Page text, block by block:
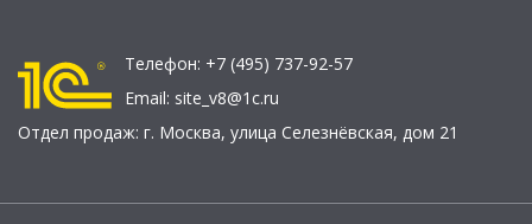
Телефон: +7 (495) 737-92-57
Email: site_v8@1c.ru
Отдел продаж: г. Москва, улица Селезнёвская, дом 21